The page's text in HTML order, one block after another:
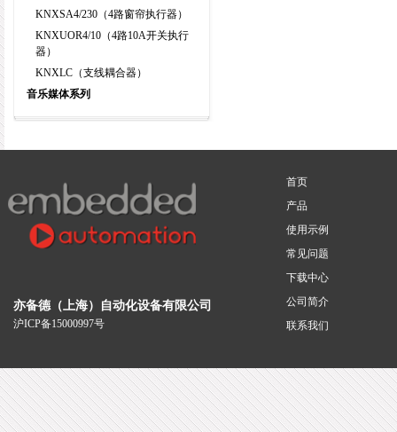
KNXSA4/230（4路窗帘执行器）
KNXUOR4/10（4路10A开关执行
器）
KNXLC（支线耦合器）
音乐媒体系列
亦备德（上海）自动化设备有限公司
沪ICP备15000997号
首页
产品
使用示例
常见问题
下载中心
公司简介
联系我们